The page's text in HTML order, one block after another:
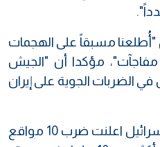
"أُطلعنا مسبقاً على الهجمات
مفاجآت"، مؤكدا أن "الجيش
الضربات الجوية على إيران
من جهتها هيئة إذاعة بث إسرائيل اعلنت ضرب 10 مواقع